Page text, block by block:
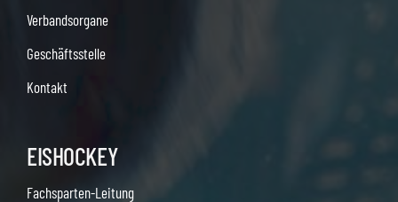
Verbandsorgane
Geschäftsstelle
Kontakt
EISHOCKEY
Fachsparten-Leitung